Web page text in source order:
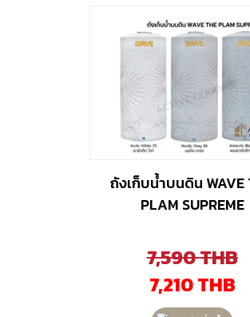
ถังเก็บน้ำบนดิน WAVE
PLAM SUPREME
7,590THB
7,210THB